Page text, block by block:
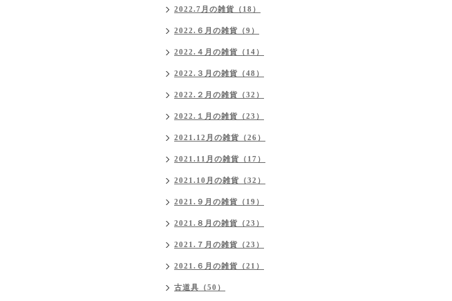
2022.7月の雑貨（18）
2022.６月の雑貨（9）
2022.４月の雑貨（14）
2022.３月の雑貨（48）
2022.２月の雑貨（32）
2022.１月の雑貨（23）
2021.12月の雑貨（26）
2021.11月の雑貨（17）
2021.10月の雑貨（32）
2021.９月の雑貨（19）
2021.８月の雑貨（23）
2021.７月の雑貨（23）
2021.６月の雑貨（21）
古道具（50）